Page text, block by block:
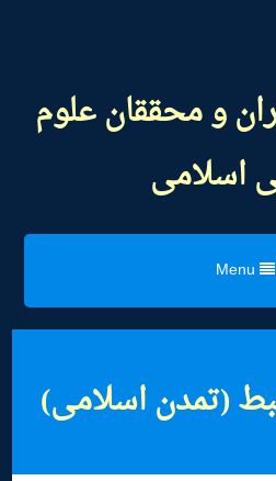
و محققان علوم
اسلامی
(تمدن اسلامی)